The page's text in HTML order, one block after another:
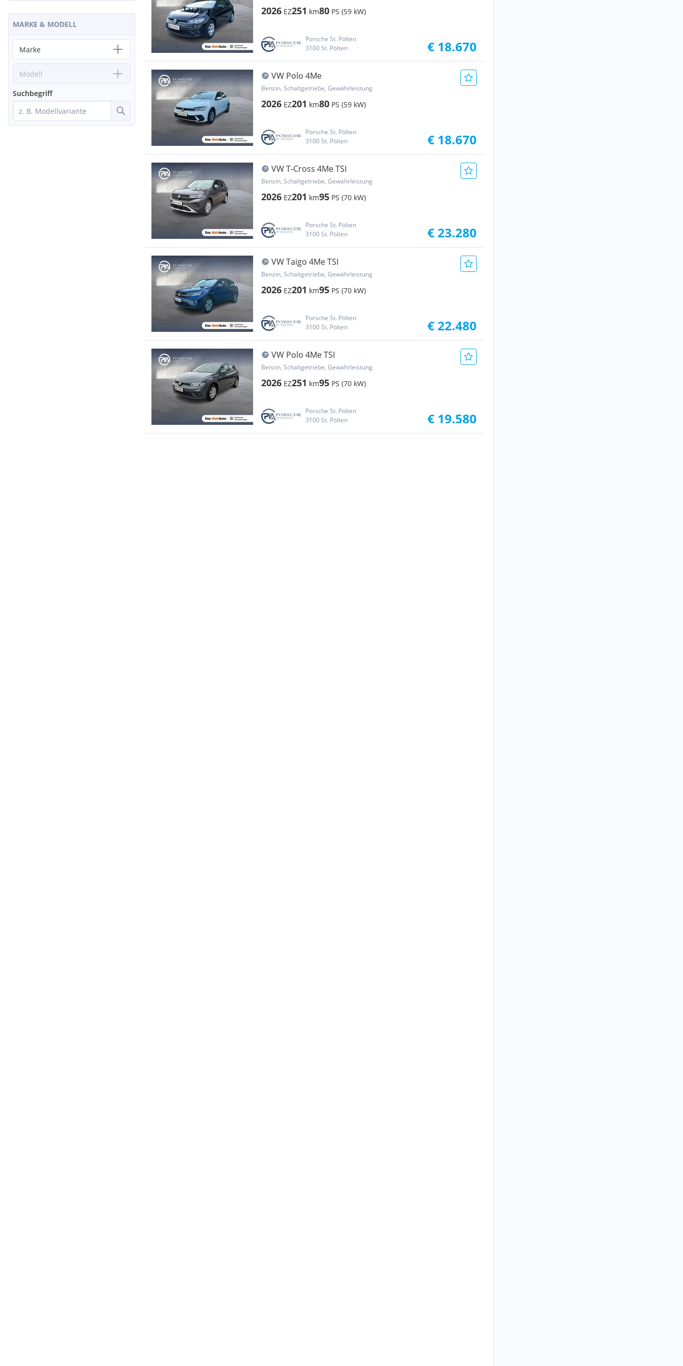
2026 EZ251 km80 PS (59 kW)
Porsche St. Pölten
3100 St. Pölten
€ 18.670
VW Polo 4Me
Benzin, Schaltgetriebe, Gewährleistung
2026 EZ201 km80 PS (59 kW)
Porsche St. Pölten
3100 St. Pölten
€ 18.670
VW T-Cross 4Me TSI
Benzin, Schaltgetriebe, Gewährleistung
2026 EZ201 km95 PS (70 kW)
Porsche St. Pölten
3100 St. Pölten
€ 23.280
VW Taigo 4Me TSI
Benzin, Schaltgetriebe, Gewährleistung
2026 EZ201 km95 PS (70 kW)
Porsche St. Pölten
3100 St. Pölten
€ 22.480
VW Polo 4Me TSI
Benzin, Schaltgetriebe, Gewährleistung
2026 EZ251 km95 PS (70 kW)
Porsche St. Pölten
3100 St. Pölten
€ 19.580
MARKE & MODELL
Marke
Modell
Suchbegriff